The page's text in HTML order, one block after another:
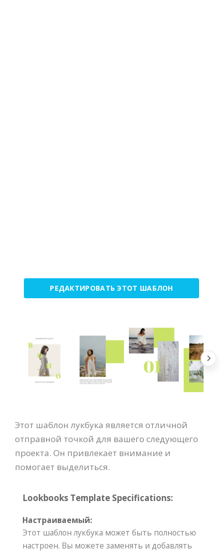
РЕДАКТИРОВАТЬ ЭТОТ ШАБЛОН
Этот шаблон лукбука является отличной
отправной точкой для вашего следующего
проекта. Он привлекает внимание и
помогает выделиться.
Lookbooks Template Specifications:
Настраиваемый:
Этот шаблон лукбука может быть полностью
настроен. Вы можете заменять и добавлять